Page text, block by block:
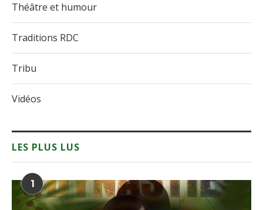
Théâtre et humour
Traditions RDC
Tribu
Vidéos
LES PLUS LUS
1